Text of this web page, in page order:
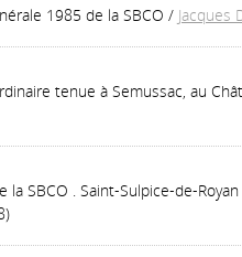
1985 de la SBCO / Jacques
tenue à Semussac, au
SBCO . Saint-Sulpice-de-